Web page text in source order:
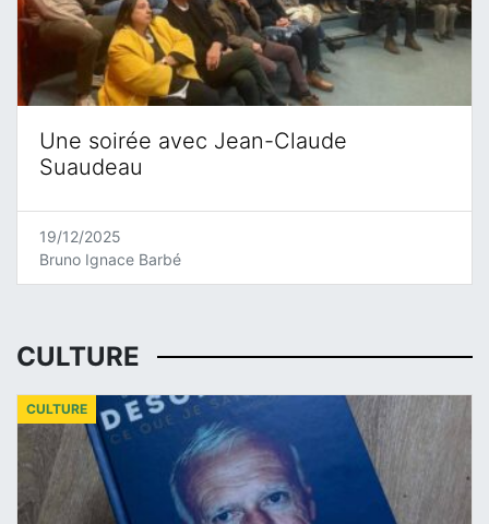
Une soirée avec Jean-Claude
Suaudeau
19/12/2025
Bruno Ignace Barbé
CULTURE
CULTURE